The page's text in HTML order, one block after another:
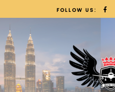
FOLLOW US: